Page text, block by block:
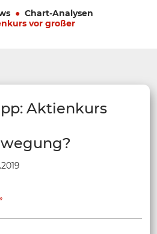
Chart-Analysen
vor großer
Aktienkurs